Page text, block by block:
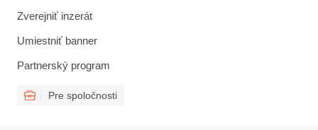
Zverejniť inzerát
Umiestniť banner
Partnerský program
Pre spoločnosti